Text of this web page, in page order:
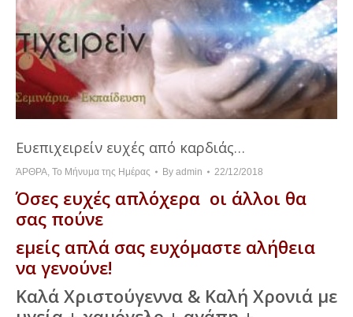
Ευεπιχειρείν ευχές από καρδιάς…
ΆΡΘΡΑ, Το Μήνυμα της Ημέρας By admin 22/12/2018
Όσες ευχές απλόχερα οι άλλοι θα
σας πούνε
εμείς απλά σας ευχόμαστε αλήθεια
να γενούνε!
Καλά Χριστούγεννα & Καλή Χρονιά με